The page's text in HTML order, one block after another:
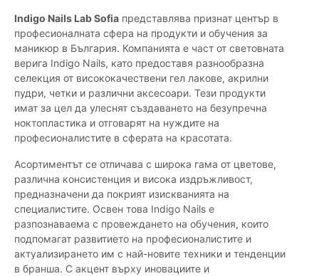
Indigo Nails Lab Sofia представлява признат център в
професионалната сфера на продукти и обучения за
маникюр в България. Компанията е част от световната
верига Indigo Nails, като предоставя разнообразна
селекция от висококачествени гел лакове, акрилни
пудри, четки и различни аксесоари. Тези продукти
имат за цел да улеснят създаването на безупречна
ноктопластика и отговарят на нуждите на
професионалистите в сферата на красотата.
Асортиментът се отличава с широка гама от цветове,
различна консистенция и висока издръжливост,
предназначени да покрият изискванията на
специалистите. Освен това Indigo Nails е
разпознаваема с провеждането на обучения, които
подпомагат развитието на професионалистите и
актуализирането им с най-новите техники и тенденции
в бранша. С акцент върху иновациите и